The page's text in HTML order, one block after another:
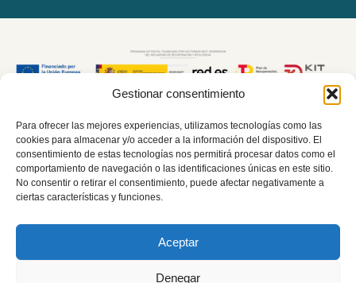
Gestionar consentimiento
Para ofrecer las mejores experiencias, utilizamos tecnologías como las
cookies para almacenar y/o acceder a la información del dispositivo. El
consentimiento de estas tecnologías nos permitirá procesar datos como el
comportamiento de navegación o las identificaciones únicas en este sitio.
No consentir o retirar el consentimiento, puede afectar negativamente a
ciertas características y funciones.
Aceptar
Denegar